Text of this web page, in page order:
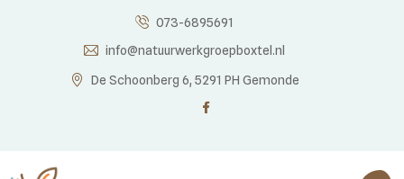
073-6895691
info@natuurwerkgroepboxtel.nl
De Schoonberg 6, 5291 PH Gemonde